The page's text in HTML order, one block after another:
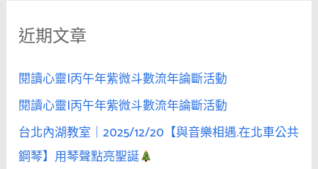
字
近期文章
閱讀心靈|丙午年紫微斗數流年論斷活動
閱讀心靈|丙午年紫微斗數流年論斷活動
台北內湖教室｜2025/12/20【與音樂相遇.在北車公共
鋼琴】用琴聲點亮聖誕